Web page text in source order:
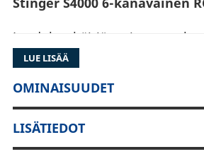
Laadukas häiriösuojattu rca
parikiedottu rakenne yhteen
parempi häiriösuojaus,
laajempi dynaaminen alue,
merkitty liittimeen.
Vahvat sisäjohtimet takaavat
LUE LISÄÄ
OMINAISUUDET
LISÄTIEDOT